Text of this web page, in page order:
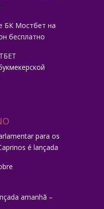
БК Мостбет на
бесплатно
para os
é lançada
amanhã –